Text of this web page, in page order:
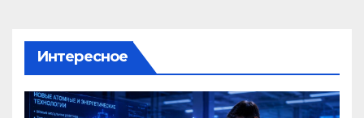
Интересное